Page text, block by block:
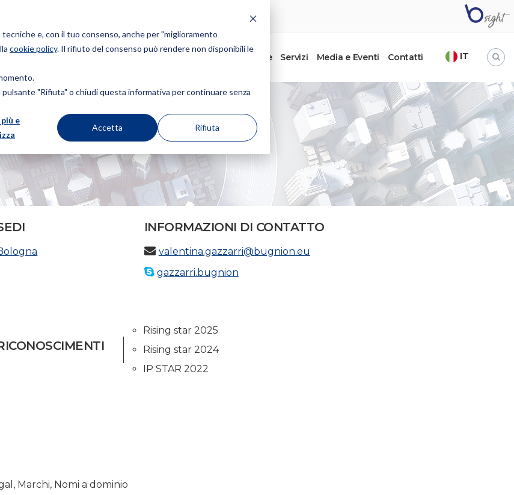
e, con il tuo consenso, anche per "miglioramento
cookie policy. Il rifiuto del consenso può rendere non disponibili le
"Rifiuta" o chiudi questa informativa per continuare senza
e
Accetta Rifiuta
Diritto d’autore Servizi Media e Eventi Contatti IT
INFORMAZIONI DI CONTATTO
valentina.gazzarri@bugnion.eu
gazzarri.bugnion
Rising star 2025
Rising star 2024
IP STAR 2022
, Marchi, Nomi a dominio